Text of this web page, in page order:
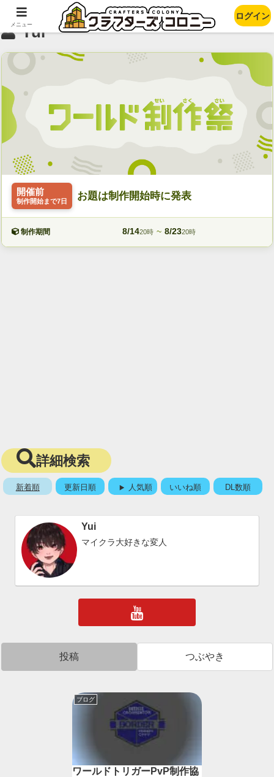
Yui
開催前
制作開始まで7日 お題は制作開始時に発表
制作期間 8/1420時 ~ 8/2320時
詳細検索
新着順 更新日順 人気順 いいね順 DL数順
Yui
マイクラ大好きな変人
投稿 つぶやき
ブログ
ワールドトリガーPvP制作協
メニュー
ログイン